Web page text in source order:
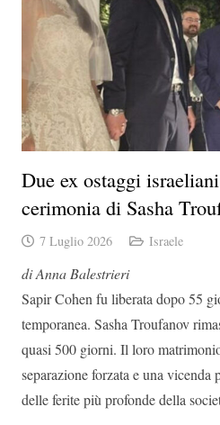
Due ex ostaggi
cerimonia di Sasha
7 Luglio 2026 Israele
di Anna Balestrieri
Sapir Cohen fu liberata dopo 55
temporanea. Sasha Troufanov
quasi 500 giorni. Il loro
separazione forzata e una vicenda
delle ferite più profonde della